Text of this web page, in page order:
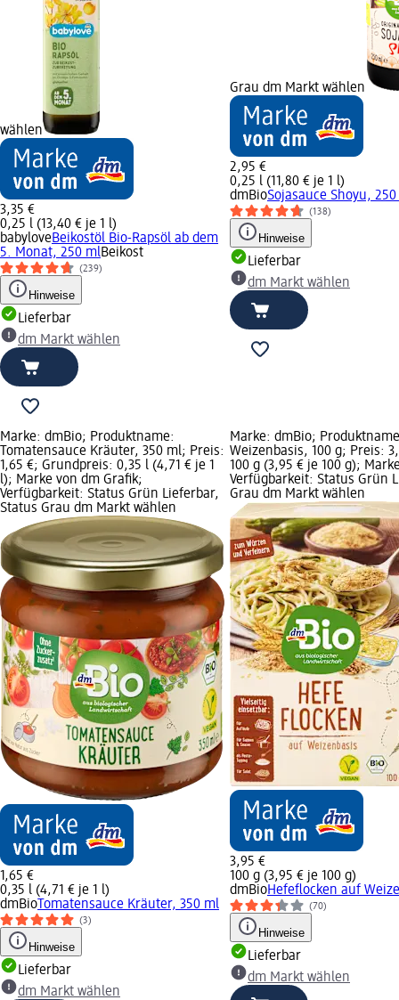
wählen
3,35 €
0,25 l (13,40 € je 1 l)
babyloveBeikostöl Bio-Rapsöl ab dem
5. Monat, 250 mlBeikost
(239)
Hinweise
Lieferbar
dm Markt wählen
Grau dm Markt wählen
2,95 €
0,25 l (11,80 € je 1 l)
dmBioSojasauce Shoyu,
(138)
Hinweise
Lieferbar
dm Markt wählen
Marke: dmBio; Produktname:
Tomatensauce Kräuter, 350 ml; Preis:
1,65 €; Grundpreis: 0,35 l (4,71 € je 1
l); Marke von dm Grafik;
Verfügbarkeit: Status Grün Lieferbar,
Status Grau dm Markt wählen
1,65 €
0,35 l (4,71 € je 1 l)
dmBio Tomatensauce Kräuter, 350 ml
(3)
Hinweise
Lieferbar
dm Markt wählen
Marke: dmBio;
Weizenbasis, 100 g; Preis:
100 g (3,95 € je 100 g);
Verfügbarkeit: Status Grün
Grau dm Markt wählen
3,95 €
100 g (3,95 € je 100 g)
dmBioHefeflocken auf
(70)
Hinweise
Lieferbar
dm Markt wählen